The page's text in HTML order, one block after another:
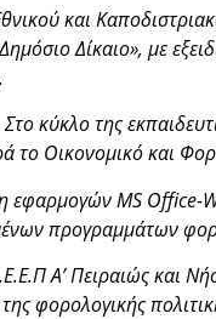
και
Δίκαιο», με
κύκλο της
το Οικονομικό και
εφαρμογών MS
προγραμμάτων
Α’ Πειραιώς και
φορολογικής